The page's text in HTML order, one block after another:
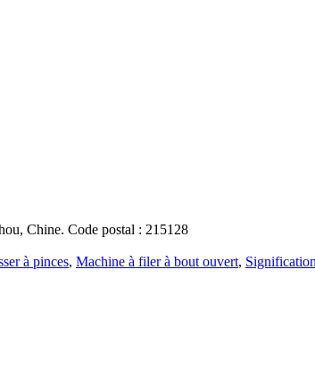
Chine. Code postal : 215128
à pinces, Machine à filer à bout ouvert,